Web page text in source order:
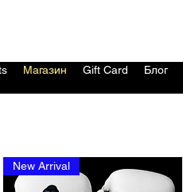
Магазин Gift Card Блог
New Arrival